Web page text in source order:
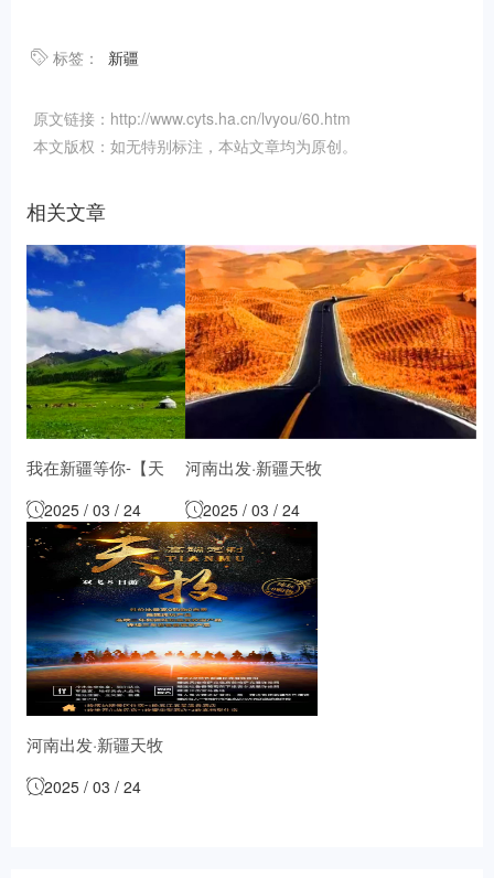
标签： 新疆
原文链接：http://www.cyts.ha.cn/lvyou/60.htm
本文版权：如无特别标注，本站文章均为原创。
相关文章
我在新疆等你-【天
吐 喀伊 可可托海
库尔勒】双卧16日
2025 / 03 / 24
河南出发·新疆天牧
高端定制版双卧十
二日游
2025 / 03 / 24
河南出发·新疆天牧
高端定制版双飞八
2025 / 03 / 24